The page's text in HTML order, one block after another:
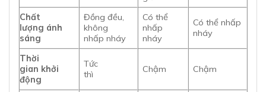
Chất
lượng ánh
sáng
Đồng đều,
không
nhấp nháy
Có thể
nhấp
nháy
Có thể nhấp
nháy
Thời
gian khởi
động
Tức
thì
Chậm Chậm